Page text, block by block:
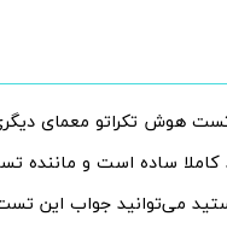
هوش تکراتو معمای دیگری
کاملا ساده است و
می‌توانید جواب این